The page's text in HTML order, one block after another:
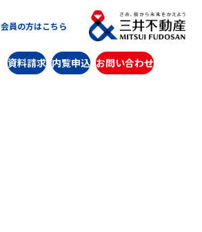
会員の方はこちら
資料請求 内覧申込 お問い合わせ